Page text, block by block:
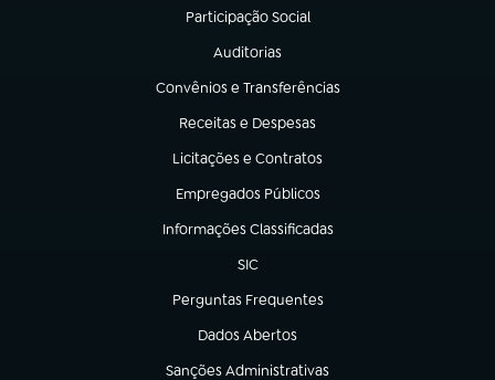
Participação Social
(abre em nova aba)
Auditorias
(abre em nova aba)
Convênios e Transferências
(abre em nova aba)
Receitas e Despesas
(abre em nova aba)
Licitações e Contratos
(abre em nova aba)
Empregados Públicos
(abre em nova aba)
Informações Classificadas
(abre em nova aba)
SIC
(abre em nova aba)
Perguntas Frequentes
(abre em nova aba)
Dados Abertos
(abre em nova aba)
Sanções Administrativas